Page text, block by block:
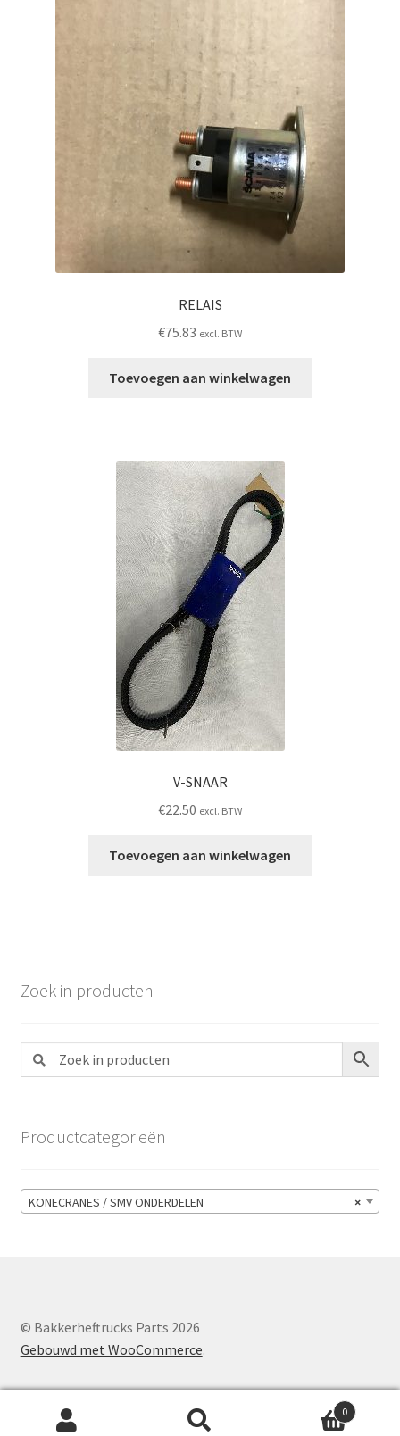
RELAIS
€75.83 excl. BTW
Toevoegen aan winkelwagen
V-SNAAR
€22.50 excl. BTW
Toevoegen aan winkelwagen
Zoek in producten
Productcategorieën
×
KONECRANES / SMV ONDERDELEN
© Bakkerheftrucks Parts 2026
Gebouwd met WooCommerce.
0